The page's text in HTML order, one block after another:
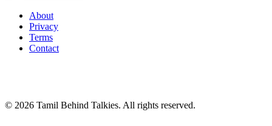
About
Privacy
Terms
Contact
© 2026 Tamil Behind Talkies. All rights reserved.